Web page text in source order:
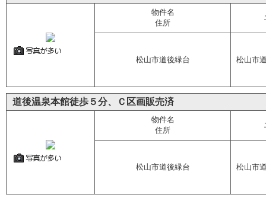
物件名
住所
松山市道後緑台 松山市
道後温泉本館徒歩５分、Ｃ区画販売済
物件名
住所
松山市道後緑台 松山市